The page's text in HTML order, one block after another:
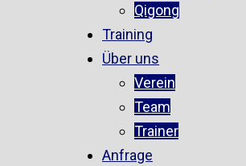
Qigong
Training
Über uns
Verein
Team
Trainer
Anfrage